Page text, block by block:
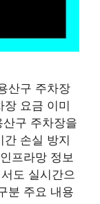
산구 주차장
요금 이미
구 주차장을
간 손실 방지
프라망 정보
도 실시간으
분 주요 내용